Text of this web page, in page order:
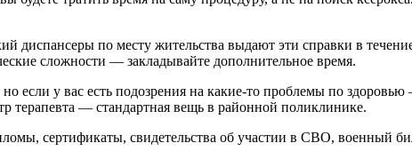
диспансеры по месту жительства выдают эти справки в
сложности — закладывайте дополнительное время.
но если у вас есть подозрения на какие-то проблемы по
терапевта — стандартная вещь в районной поликлинике.
сертификаты, свидетельства об участии в СВО, военный